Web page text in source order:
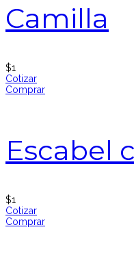
Camilla
$1
Cotizar
Comprar
Escabel
$1
Cotizar
Comprar